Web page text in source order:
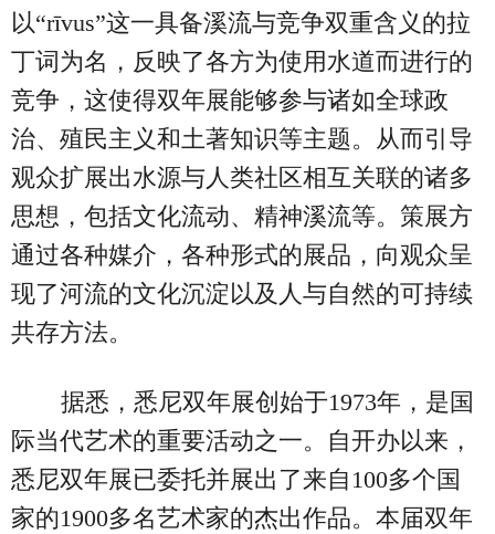
以“rīvus”这一具备溪流与竞争双重含义的拉
丁词为名，反映了各方为使用水道而进行的
竞争，这使得双年展能够参与诸如全球政
治、殖民主义和土著知识等主题。从而引导
观众扩展出水源与人类社区相互关联的诸多
思想，包括文化流动、精神溪流等。策展方
通过各种媒介，各种形式的展品，向观众呈
现了河流的文化沉淀以及人与自然的可持续
共存方法。
据悉，悉尼双年展创始于1973年，是国
际当代艺术的重要活动之一。自开办以来，
悉尼双年展已委托并展出了来自100多个国
家的1900多名艺术家的杰出作品。本届双年